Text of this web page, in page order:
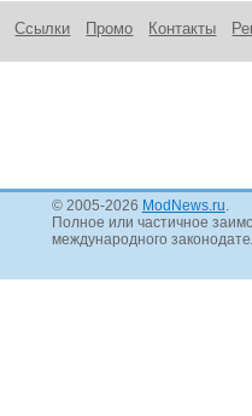
Ссылки Промо Контакты
© 2005-2026 ModNews.ru
Полное или частичное
международного